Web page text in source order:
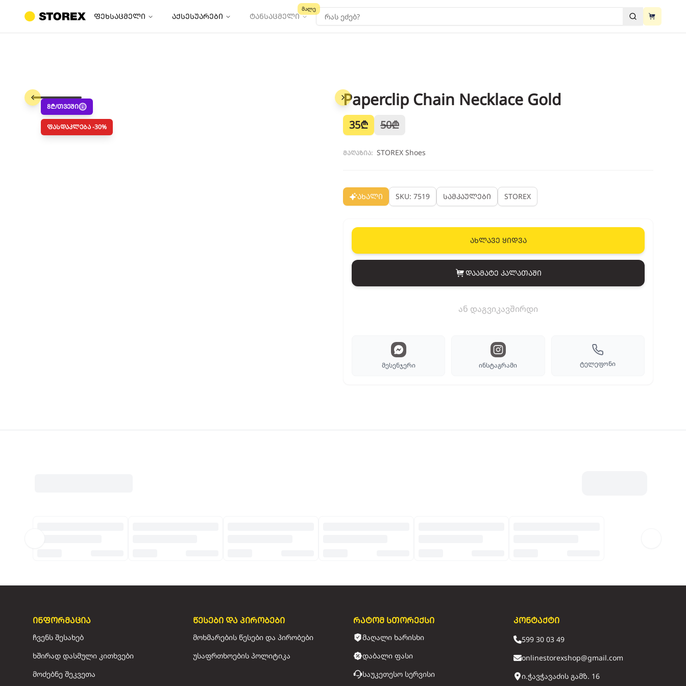
ფეხსაცმელი აქსესუარები ტანსაცმელი
მალე
ძებნაView cart
View cart
8₾/თვეში
ფასდაკლება -30%
Paperclip Chain Necklace Gold
35₾ 50₾
მაღაზია: STOREX Shoes
ახალი SKU: 7519 სამკაულები STOREX
ახლავე ყიდვა
View cart
დაამატე კალათაში
ან დაგვიკავშირდი
მესენჯერი ინსტაგრამი ტელეფონი
ინფორმაცია
ჩვენს შესახებ
ხშირად დასმული კითხვები
მოძებნე შეკვეთა
წესები და პირობები
მოხმარების წესები და პირობები
უსაფრთხოების პოლიტიკა
რატომ სთორექსი
მაღალი ხარისხი
დაბალი ფასი
საუკეთესო სერვისი
კონტაქტი
599 30 03 49
onlinestorexshop@gmail.com
ი.ჭავჭავაძის გამზ. 16